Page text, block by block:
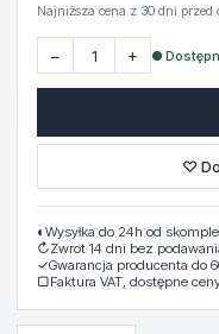
Najniższa cena z 30 dni przed
− + ●
♡
◐ Wysyłka do 24h od
↻Zwrot 14 dni bez
✓Gwarancja producenta do
▢Faktura VAT, dostępne